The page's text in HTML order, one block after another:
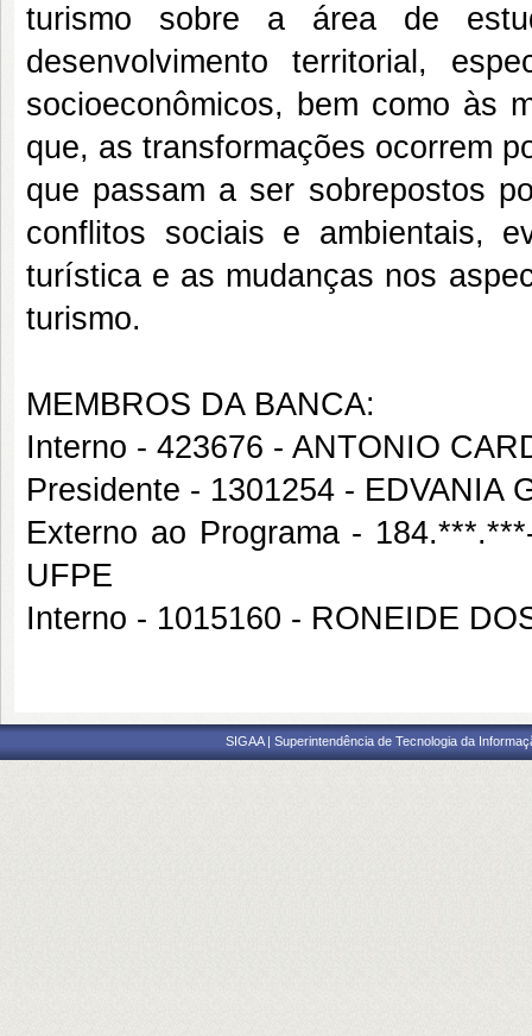
turismo sobre a área de
desenvolvimento territorial,
socioeconômicos, bem como às
que, as transformações ocorrem
que passam a ser sobrepostos
conflitos sociais e ambientais,
turística e as mudanças nos
turismo.
MEMBROS DA BANCA:
Interno - 423676 - ANTONIO
Presidente - 1301254 - EDVANIA
Externo ao Programa -
UFPE
Interno - 1015160 - RONEIDE
SIGAA | Superintendência de Tecnologia da